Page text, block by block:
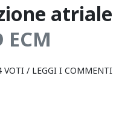
atriale
ECM
VOTI / LEGGI I COMMENTI